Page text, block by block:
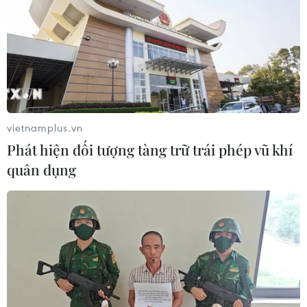
TIN CÙNG CHUYÊN MỤC
Vùng 3 Hải quân cứu thành công 1
nạn nhân bị sóng cuốn tại Mũi Nghê
08/08/2026 08:43
Trung Quốc nâng mức ứng phó khẩn
vietnamplus.vn
Phát hiện đối tượng tàng trữ trái phép vũ khí
quân dụng